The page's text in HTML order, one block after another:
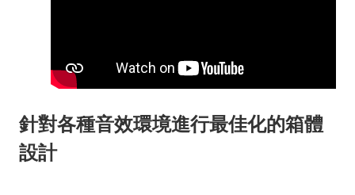
針對各種音效環境進行最佳化的箱體
設計